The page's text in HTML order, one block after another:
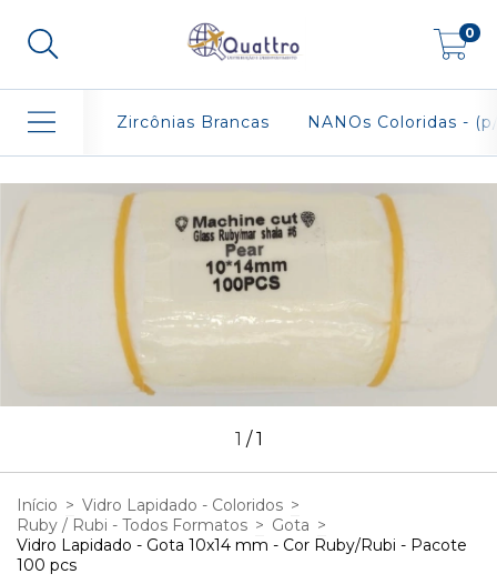
0
Zircônias Brancas NANOs Coloridas -
1 /1
Início > Vidro Lapidado - Coloridos >
Ruby / Rubi - Todos Formatos > Gota >
Vidro Lapidado - Gota 10x14 mm - Cor Ruby/Rubi - Pacote
100 pcs